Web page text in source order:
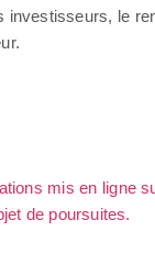
investisseurs, le
mis en ligne
de poursuites.